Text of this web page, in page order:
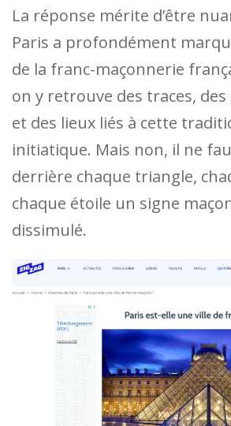
La réponse mérite d’être
Paris a profondément
de la franc-maçonnerie
on y retrouve des traces,
et des lieux liés à cette
initiatique. Mais non, il ne
derrière chaque triangle,
chaque étoile un signe
dissimulé.